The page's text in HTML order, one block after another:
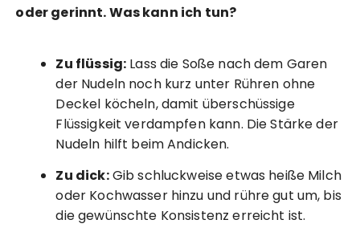
oder gerinnt. Was kann ich tun?
Zu flüssig: Lass die Soße nach dem Garen
der Nudeln noch kurz unter Rühren ohne
Deckel köcheln, damit überschüssige
Flüssigkeit verdampfen kann. Die Stärke der
Nudeln hilft beim Andicken.
Zu dick:Gib schluckweise etwas heiße Milch
oder Kochwasser hinzu und rühre gut um, bis
die gewünschte Konsistenz erreicht ist.